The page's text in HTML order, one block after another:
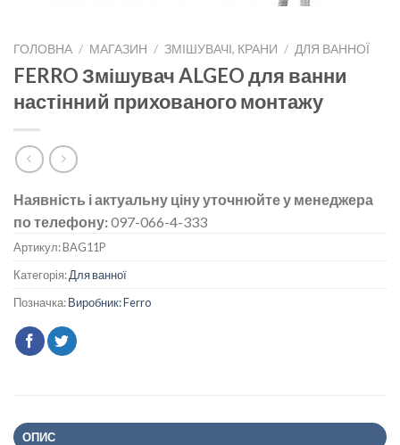
ГОЛОВНА / МАГАЗИН / ЗМІШУВАЧІ, КРАНИ / ДЛЯ ВАННОЇ
FERRO Змішувач ALGEO для ванни
настінний прихованого монтажу
Наявність і актуальну ціну уточнюйте у менеджера
по телефону:097-066-4-333
Артикул:BAG11P
Категорія:Для ванної
Позначка:Виробник: Ferro
ОПИС